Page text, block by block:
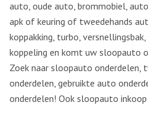
auto, oude auto, brommobiel,
apk of keuring of tweedehands
koppakking, turbo,
koppeling en komt uw sloopauto
Zoek naar sloopauto onderdelen,
onderdelen, gebruikte auto
onderdelen! Ook sloopauto